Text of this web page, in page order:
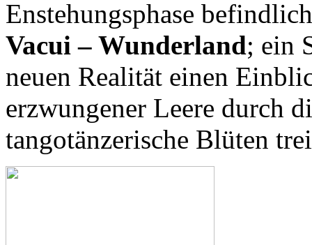
Enstehungsphase
Vacui – Wunderland; ein
neuen Realität einen
erzwungener Leere durch
tangotänzerische Blüten